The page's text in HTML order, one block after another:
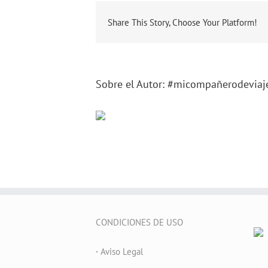
Share This Story, Choose Your Platform!
Sobre el Autor:
CONDICIONES DE USO
· Aviso Legal